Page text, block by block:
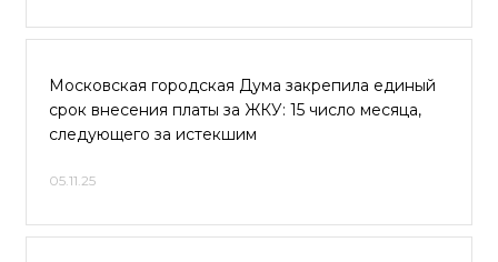
Московская городская Дума закрепила единый
срок внесения платы за ЖКУ: 15 число месяца,
следующего за истекшим
05.11.25